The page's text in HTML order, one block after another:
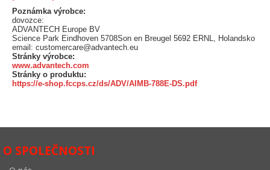
Poznámka výrobce:
dovozce:
ADVANTECH Europe BV
Science Park Eindhoven 5708Son en Breugel 5692 ERNL, Holandsko
email: customercare@advantech.eu
Stránky výrobce:
www.advantech.com
Stránky o produktu:
https://e-shop.fccps.cz/ds/ADV/AIMB-788E-DS.pdf
O SPOLEČNOSTI